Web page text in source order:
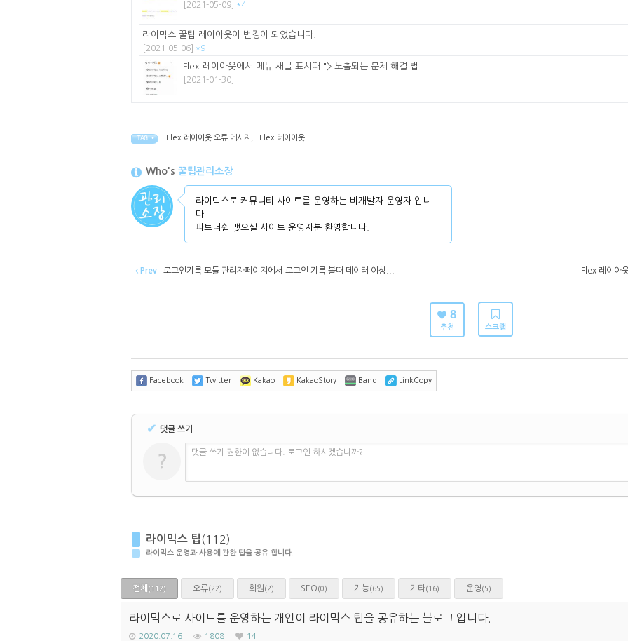
[2021-05-09] *4
라이믹스 꿀팁 레이아웃이 변경이 되었습니다.
[2021-05-06] *9
Flex 레이아웃에서 메뉴 새글 표시때 "> 노출되는 문제 해결 법
[2021-01-30]
TAG • Flex 레이아웃 오류 메시지 Flex 레이아웃
Who's 꿀팁관리소장
라이믹스로 커뮤니티 사이트를 운영하는 비개발자 운영자 입니
다.
파트너쉽 맺으실 사이트 운영자분 환영합니다.
Prev 로그인기록 모듈 관리자페이지에서 로그인 기록 볼때 데이터 이상... Flex 레이아
8
추천 스크랩
Facebook Twitter Kakao KakaoStory Band LinkCopy
✔ 댓글 쓰기
? 댓글 쓰기 권한이 없습니다. 로그인 하시겠습니까?
라이믹스 팁 (112)
라이믹스 운영과 사용에 관한 팁을 공유 합니다.
전체 (112) 오류(22) 회원 (2) SEO (0) 기능(65) 기타(16) 운영 (5)
라이믹스로 사이트를 운영하는 개인이 라이믹스 팁을 공유하는 블로그 입니다.
2020.07.16 1808 14